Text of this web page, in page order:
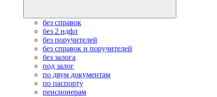
без справок
без 2 ндфл
без поручителей
без справок и поручителей
без залога
под залог
по двум документам
по паспорту
пенсионерам